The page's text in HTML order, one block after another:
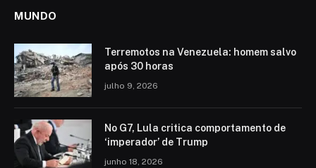
MUNDO
Terremotos na Venezuela: homem salvo
após 30 horas
julho 9, 2026
No G7, Lula critica comportamento de
‘imperador’ de Trump
junho 18, 2026